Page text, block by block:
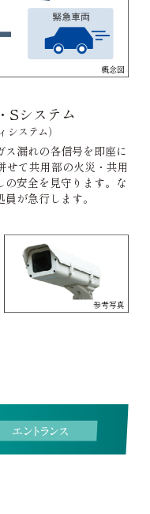
概念図
Sシステム
システム）
漏れの各信号を即座に
せて共用部の火災・共用
安全を見守ります。な
が急行します。
参考写真